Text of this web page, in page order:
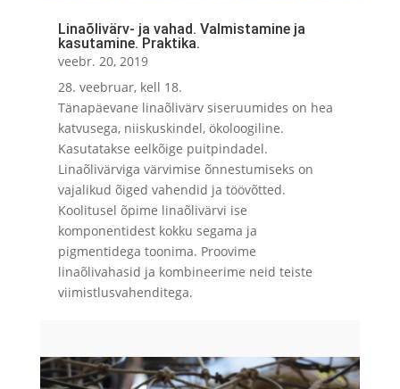
Linaõlivärv- ja vahad. Valmistamine ja
kasutamine. Praktika.
veebr. 20, 2019
28. veebruar, kell 18.
Tänapäevane linaõlivärv siseruumides on hea
katvusega, niiskuskindel, ökoloogiline.
Kasutatakse eelkõige puitpindadel.
Linaõlivärviga värvimise õnnestumiseks on
vajalikud õiged vahendid ja töövõtted.
Koolitusel õpime linaõlivärvi ise
komponentidest kokku segama ja
pigmentidega toonima. Proovime
linaõlivahasid ja kombineerime neid teiste
viimistlusvahenditega.